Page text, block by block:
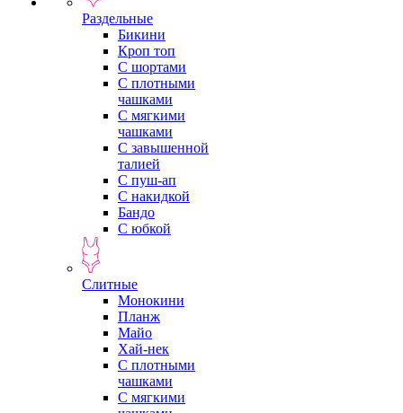
Раздельные
Бикини
Кроп топ
С шортами
С плотными
чашками
С мягкими
чашками
С завышенной
талией
С пуш-ап
С накидкой
Бандо
С юбкой
Слитные
Монокини
Планж
Майо
Хай-нек
С плотными
чашками
С мягкими